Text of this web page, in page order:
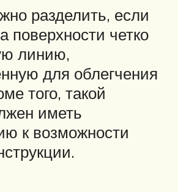
разделить, если
поверхности четко
линию,
для облегчения
того, такой
иметь
к возможности